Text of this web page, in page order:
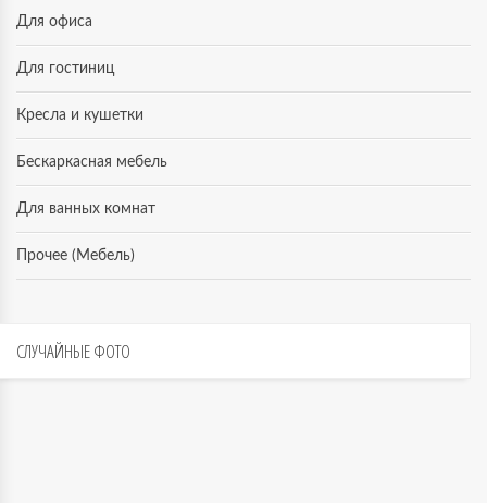
Для офиса
Для гостиниц
Кресла и кушетки
Бескаркасная мебель
Для ванных комнат
Прочее (Мебель)
СЛУЧАЙНЫЕФОТО